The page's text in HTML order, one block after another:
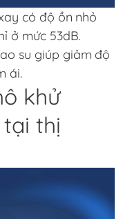
có độ ồn nhỏ
ở mức 53dB.
su giúp giảm độ
ái.
khử
thị